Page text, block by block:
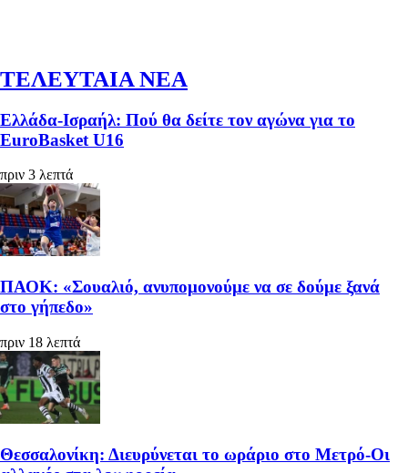
ΤΕΛΕΥΤΑΙΑ ΝΕΑ
Ελλάδα-Ισραήλ: Πού θα δείτε τον αγώνα για το
EuroBasket U16
πριν 3 λεπτά
ΠΑΟΚ: «Σουαλιό, ανυπομονούμε να σε δούμε ξανά
στο γήπεδο»
πριν 18 λεπτά
Θεσσαλονίκη: Διευρύνεται το ωράριο στο Μετρό-Οι